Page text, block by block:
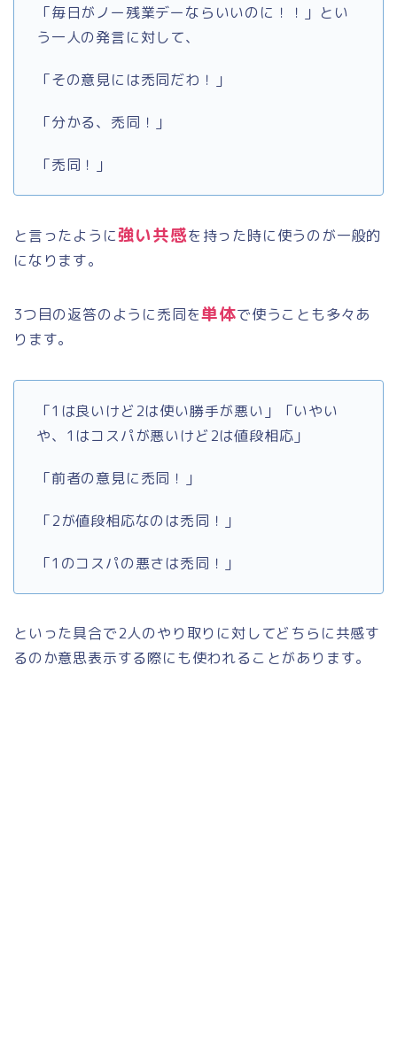
「毎日がノー残業デーならいいのに！！」とい
う一人の発言に対して、
「その意見には禿同だわ！」
「分かる、禿同！」
「禿同！」
と言ったように強い共感を持った時に使うのが一般的
になります。
3つ目の返答のように禿同を単体で使うことも多々あ
ります。
「1は良いけど2は使い勝手が悪い」「いやい
や、1はコスパが悪いけど2は値段相応」
「前者の意見に禿同！」
「2が値段相応なのは禿同！」
「1のコスパの悪さは禿同！」
といった具合で2人のやり取りに対してどちらに共感す
るのか意思表示する際にも使われることがあります。